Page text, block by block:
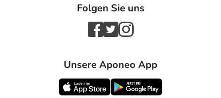
Folgen Sie uns
Unsere Aponeo App